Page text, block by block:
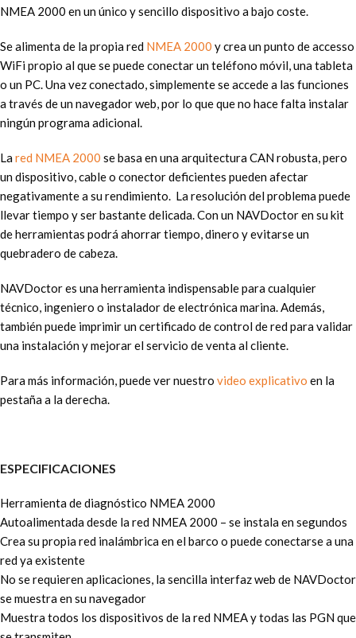
NMEA 2000 en un único y sencillo dispositivo a bajo coste.
Se alimenta de la propia red NMEA 2000 y crea un punto de accesso
WiFi propio al que se puede conectar un teléfono móvil, una tableta
o un PC. Una vez conectado, simplemente se accede a las funciones
a través de un navegador web, por lo que que no hace falta instalar
ningún programa adicional.
Lared NMEA 2000 se basa en una arquitectura CAN robusta, pero
un dispositivo, cable o conector deficientes pueden afectar
negativamente a su rendimiento. La resolución del problema puede
llevar tiempo y ser bastante delicada. Con un NAVDoctor en su kit
de herramientas podrá ahorrar tiempo, dinero y evitarse un
quebradero de cabeza.
NAVDoctor es una herramienta indispensable para cualquier
técnico, ingeniero o instalador de electrónica marina. Además,
también puede imprimir un certificado de control de red para validar
una instalación y mejorar el servicio de venta al cliente.
Para más información, puede ver nuestro video explicativo en la
pestaña a la derecha.
ESPECIFICACIONES
Herramienta de diagnóstico NMEA 2000
Autoalimentada desde la red NMEA 2000 – se instala en segundos
Crea su propia red inalámbrica en el barco o puede conectarse a una
red ya existente
No se requieren aplicaciones, la sencilla interfaz web de NAVDoctor
se muestra en su navegador
Muestra todos los dispositivos de la red NMEA y todas las PGN que